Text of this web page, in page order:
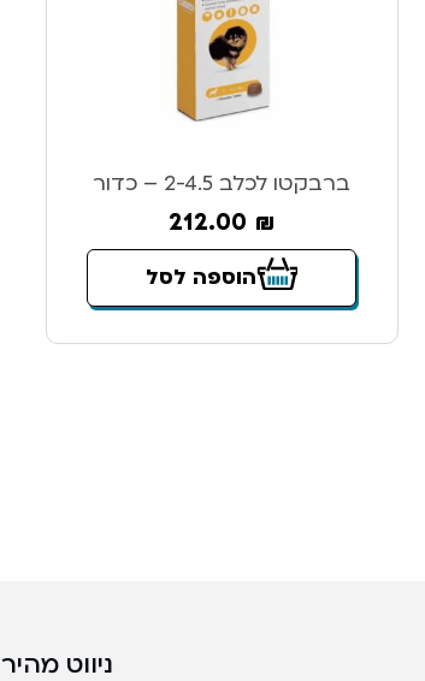
ברבקטו לכלב 2-4.5 – כדור
212.00 ₪
הוספה לסל
ניווט מהיר